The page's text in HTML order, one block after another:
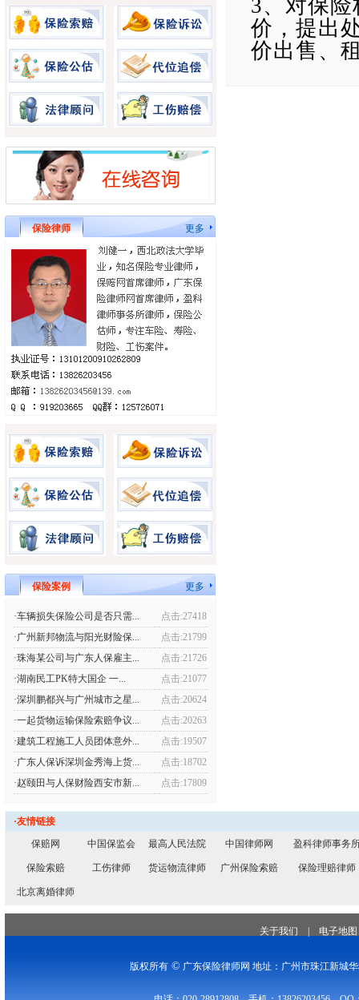
保险律师 更多
保险案例 更多
·车辆损失保险公司是否只需...
点击:27418
·广州新邦物流与阳光财险保...
点击:21799
·珠海某公司与广东人保雇主...
点击:21726
·湖南民工PK特大国企 一...
点击:21077
·深圳鹏都兴与广州城市之星...
点击:20624
·一起货物运输保险索赔争议...
点击:20263
·建筑工程施工人员团体意外...
点击:19507
·广东人保诉深圳金秀海上货...
点击:18702
·赵颐田与人保财险西安市新...
点击:17809
3、对保
价，提出
价出售、
·友情链接
保赔网
中国保监会 最高人民法院 中国律师网 盈科律师事务
保险索赔 工伤律师 货运物流律师 广州保险索赔 保险理赔律师
北京离婚律师
关于我们 电子地图
版权所有© 广东保险律师网 地址：广州市珠江新城